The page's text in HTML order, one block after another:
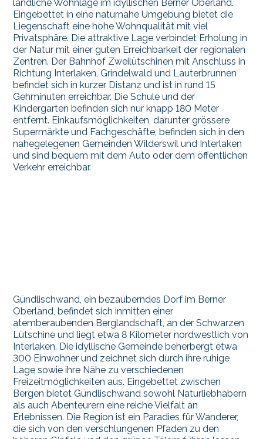
ländliche Wohnlage im idyllischen Berner Oberland.
Eingebettet in eine naturnahe Umgebung bietet die
Liegenschaft eine hohe Wohnqualität mit viel
Privatsphäre. Die attraktive Lage verbindet Erholung in
der Natur mit einer guten Erreichbarkeit der regionalen
Zentren. Der Bahnhof Zweilütschinen mit Anschluss in
Richtung Interlaken, Grindelwald und Lauterbrunnen
befindet sich in kurzer Distanz und ist in rund 15
Gehminuten erreichbar. Die Schule und der
Kindergarten befinden sich nur knapp 180 Meter
entfernt. Einkaufsmöglichkeiten, darunter grössere
Supermärkte und Fachgeschäfte, befinden sich in den
nahegelegenen Gemeinden Wilderswil und Interlaken
und sind bequem mit dem Auto oder dem öffentlichen
Verkehr erreichbar.
Gündlischwand, ein bezauberndes Dorf im Berner
Oberland, befindet sich inmitten einer
atemberaubenden Berglandschaft, an der Schwarzen
Lütschine und liegt etwa 8 Kilometer nordwestlich von
Interlaken. Die idyllische Gemeinde beherbergt etwa
300 Einwohner und zeichnet sich durch ihre ruhige
Lage sowie ihre Nähe zu verschiedenen
Freizeitmöglichkeiten aus. Eingebettet zwischen
Bergen bietet Gündlischwand sowohl Naturliebhabern
als auch Abenteurern eine reiche Vielfalt an
Erlebnissen. Die Region ist ein Paradies für Wanderer,
die sich von den verschlungenen Pfaden zu den